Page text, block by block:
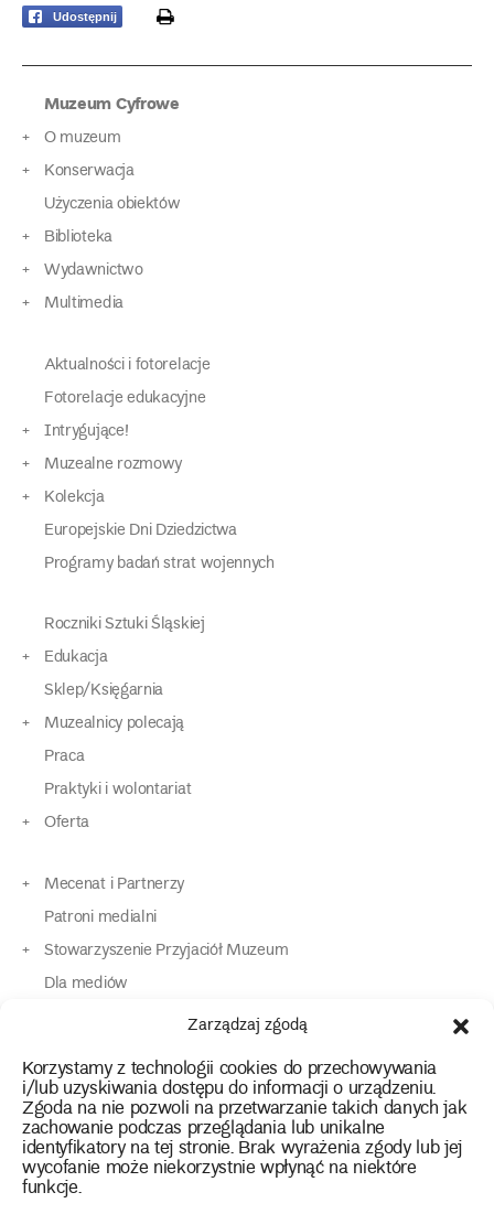
Zarządzaj zgodą
Korzystamy z technologii cookies do przechowywania
i/lub uzyskiwania dostępu do informacji o urządzeniu.
Zgoda na nie pozwoli na przetwarzanie takich danych jak
zachowanie podczas przeglądania lub unikalne
identyfikatory na tej stronie. Brak wyrażenia zgody lub jej
wycofanie może niekorzystnie wpłynąć na niektóre
funkcje.
Udostępnij print
Muzeum Cyfrowe
O muzeum
Konserwacja
Użyczenia obiektów
Biblioteka
Wydawnictwo
Multimedia
Aktualności i fotorelacje
Fotorelacje edukacyjne
Intrygujące!
Muzealne rozmowy
Kolekcja
Europejskie Dni Dziedzictwa
Programy badań strat wojennych
Roczniki Sztuki Śląskiej
Edukacja
Sklep/Księgarnia
Muzealnicy polecają
Praca
Praktyki i wolontariat
Oferta
Mecenat i Partnerzy
Patroni medialni
Stowarzyszenie Przyjaciół Muzeum
Dla mediów
Dla osób o specjalnych potrzebach
Kontakt
instagram
twitterfacebookyoutube
tiktok
Polityka prywatności